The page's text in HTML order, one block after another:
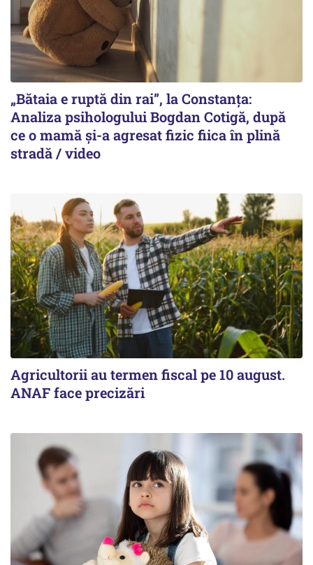
„Bătaia e ruptă din rai”, la Constanța:
Analiza psihologului Bogdan Cotigă, după
ce o mamă și-a agresat fizic fiica în plină
stradă / video
Agricultorii au termen fiscal pe 10 august.
ANAF face precizări